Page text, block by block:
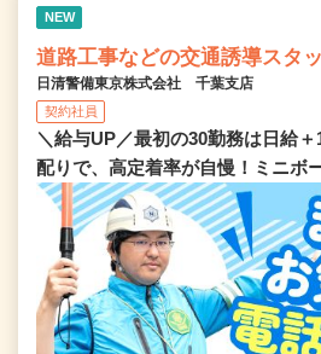
NEW
道路工事などの交通誘導スタ
日清警備東京株式会社 千葉支店
契約社員
＼給与UP／最初の30勤務は日給
配りで、高定着率が自慢！ミニボ